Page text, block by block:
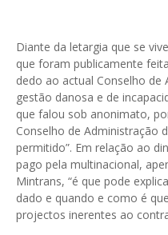
Diante da letargia que se
que foram publicamente
dedo ao actual Conselho de
gestão danosa e de
que falou sob anonimato,
Conselho de Administração
permitido”. Em relação ao
pago pela multinacional,
Mintrans, “é que pode
dado e quando e como é
projectos inerentes ao